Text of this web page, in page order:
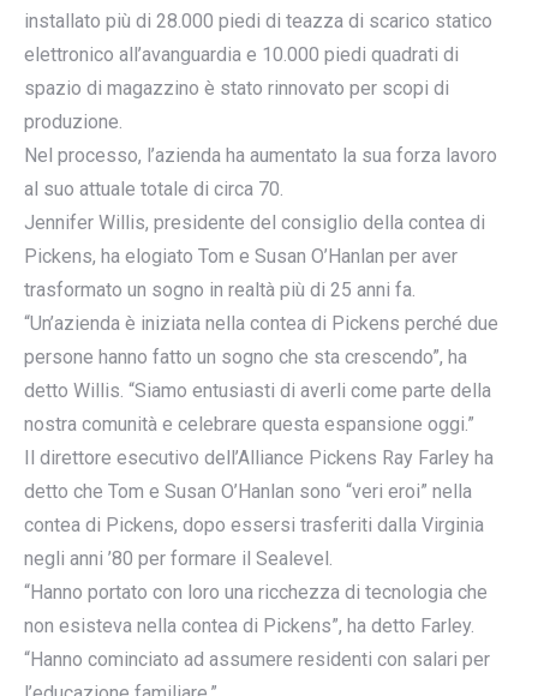
installato più di 28.000 piedi di teazza di scarico statico
elettronico all’avanguardia e 10.000 piedi quadrati di
spazio di magazzino è stato rinnovato per scopi di
produzione.
Nel processo, l’azienda ha aumentato la sua forza lavoro
al suo attuale totale di circa 70.
Jennifer Willis, presidente del consiglio della contea di
Pickens, ha elogiato Tom e Susan O’Hanlan per aver
trasformato un sogno in realtà più di 25 anni fa.
“Un’azienda è iniziata nella contea di Pickens perché due
persone hanno fatto un sogno che sta crescendo”, ha
detto Willis. “Siamo entusiasti di averli come parte della
nostra comunità e celebrare questa espansione oggi.”
Il direttore esecutivo dell’Alliance Pickens Ray Farley ha
detto che Tom e Susan O’Hanlan sono “veri eroi” nella
contea di Pickens, dopo essersi trasferiti dalla Virginia
negli anni ’80 per formare il Sealevel.
“Hanno portato con loro una ricchezza di tecnologia che
non esisteva nella contea di Pickens”, ha detto Farley.
“Hanno cominciato ad assumere residenti con salari per